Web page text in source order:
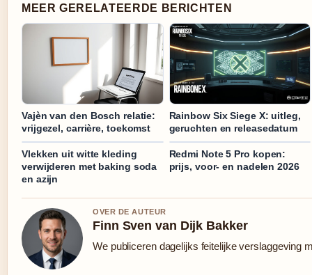
MEER GERELATEERDE BERICHTEN
Vajèn van den Bosch relatie:
vrijgezel, carrière, toekomst
Rainbow Six Siege X: uitleg,
geruchten en releasedatum
Vlekken uit witte kleding
verwijderen met baking soda
en azijn
Redmi Note 5 Pro kopen:
prijs, voor- en nadelen 2026
OVER DE AUTEUR
Finn Sven van Dijk Bakker
We publiceren dagelijks feitelijke verslaggeving